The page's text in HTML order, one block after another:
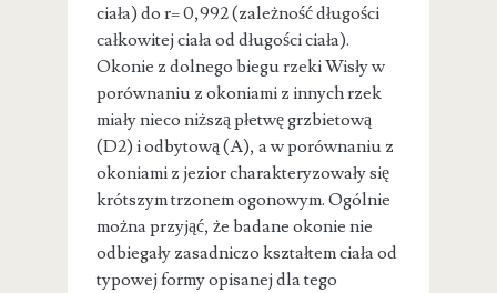
ciała) do r= 0,992 (zależność długości
całkowitej ciała od długości ciała).
Okonie z dolnego biegu rzeki Wisły w
porównaniu z okoniami z innych rzek
miały nieco niższą płetwę grzbietową
(D2) i odbytową (A), a w porównaniu z
okoniami z jezior charakteryzowały się
krótszym trzonem ogonowym. Ogólnie
można przyjąć, że badane okonie nie
odbiegały zasadniczo kształtem ciała od
typowej formy opisanej dla tego